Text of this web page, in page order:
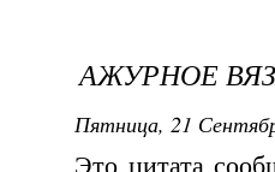
АЖУРНОЕ
Пятница, 21
Это цитата